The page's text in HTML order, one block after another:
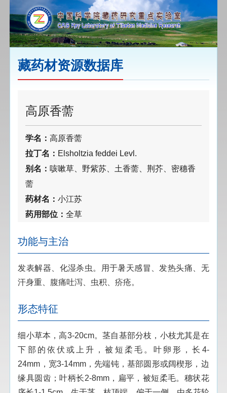
藏药材资源数据库
高原香薷
学名：高原香薷
拉丁名： Elsholtzia feddei Levl.
别名： 咳嗽草、野紫苏、土香薷、荆芥、密穗香
薷
药材名：小江苏
药用部位：全草
功能与主治
发表解器、化湿杀虫。用于暑天感冒、发热头痛、无
汗身重、腹痛吐泻、虫积、疥疮。
形态特征
细小草本，高3-20cm。茎自基部分枝，小枝尤其是在
下部的依伏或上升，被短柔毛。叶卵形，长4-
24mm，宽3-14mm，先端钝，基部圆形或阔楔形，边
缘具圆齿；叶柄长2-8mm，扁平，被短柔毛。穗状花